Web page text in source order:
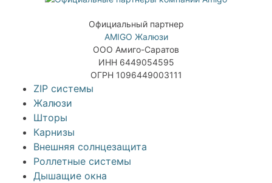
Официальный партнер
AMIGO Жалюзи
ООО Амиго-Саратов
ИНН 6449054595
ОГРН 1096449003111
ZIP системы
Жалюзи
Шторы
Карнизы
Внешняя солнцезащита
Роллетные системы
Дышащие окна